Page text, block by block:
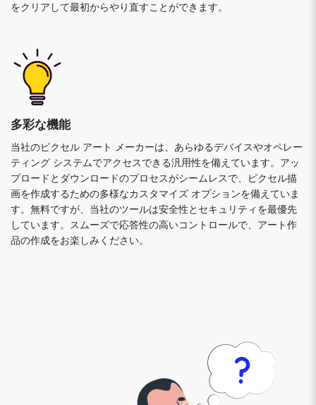
をクリアして最初からやり直すことができます。
多彩な機能
当社のピクセル アート メーカーは、あらゆるデバイスやオペレー
ティング システムでアクセスできる汎用性を備えています。アッ
プロードとダウンロードのプロセスがシームレスで、ピクセル描
画を作成するための多様なカスタマイズ オプションを備えていま
す。無料ですが、当社のツールは安全性とセキュリティを最優先
しています。スムーズで応答性の高いコントロールで、アート作
品の作成をお楽しみください。